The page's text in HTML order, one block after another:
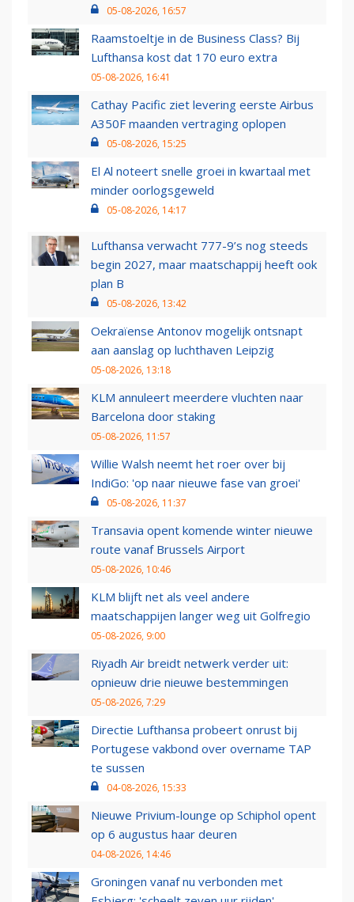
05-08-2026, 16:57
Raamstoeltje in de Business Class? Bij
Lufthansa kost dat 170 euro extra
05-08-2026, 16:41
Cathay Pacific ziet levering eerste Airbus
A350F maanden vertraging oplopen
05-08-2026, 15:25
El Al noteert snelle groei in kwartaal met
minder oorlogsgeweld
05-08-2026, 14:17
Lufthansa verwacht 777-9’s nog steeds
begin 2027, maar maatschappij heeft ook
plan B
05-08-2026, 13:42
Oekraïense Antonov mogelijk ontsnapt
aan aanslag op luchthaven Leipzig
05-08-2026, 13:18
KLM annuleert meerdere vluchten naar
Barcelona door staking
05-08-2026, 11:57
Willie Walsh neemt het roer over bij
IndiGo: 'op naar nieuwe fase van groei'
05-08-2026, 11:37
Transavia opent komende winter nieuwe
route vanaf Brussels Airport
05-08-2026, 10:46
KLM blijft net als veel andere
maatschappijen langer weg uit Golfregio
05-08-2026, 9:00
Riyadh Air breidt netwerk verder uit:
opnieuw drie nieuwe bestemmingen
05-08-2026, 7:29
Directie Lufthansa probeert onrust bij
Portugese vakbond over overname TAP
te sussen
04-08-2026, 15:33
Nieuwe Privium-lounge op Schiphol opent
op 6 augustus haar deuren
04-08-2026, 14:46
Groningen vanaf nu verbonden met